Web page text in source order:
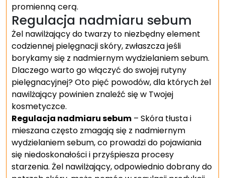
promienną cerą.
Regulacja nadmiaru sebum
Żel nawilżający do twarzy to niezbędny element
codziennej pielęgnacji skóry, zwłaszcza jeśli
borykamy się z nadmiernym wydzielaniem sebum.
Dlaczego warto go włączyć do swojej rutyny
pielęgnacyjnej? Oto pięć powodów, dla których żel
nawilżający powinien znaleźć się w Twojej
kosmetyczce.
Regulacja nadmiaru sebum – Skóra tłusta i
mieszana często zmagają się z nadmiernym
wydzielaniem sebum, co prowadzi do pojawiania
się niedoskonałości i przyśpiesza procesy
starzenia. Żel nawilżający, odpowiednio dobrany do